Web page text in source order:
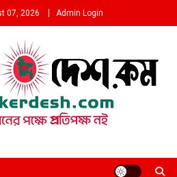
07, 2026 Admin Login